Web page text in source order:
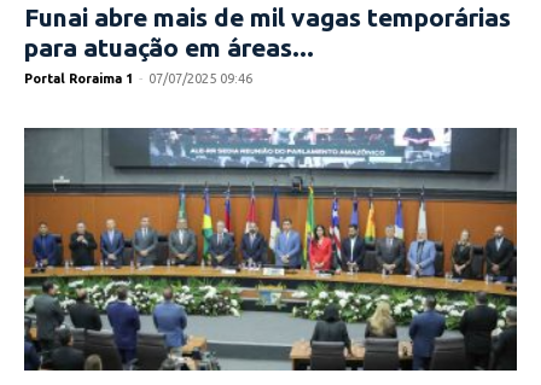
Funai abre mais de mil vagas temporárias
para atuação em áreas...
Portal Roraima 1 - 07/07/2025 09:46